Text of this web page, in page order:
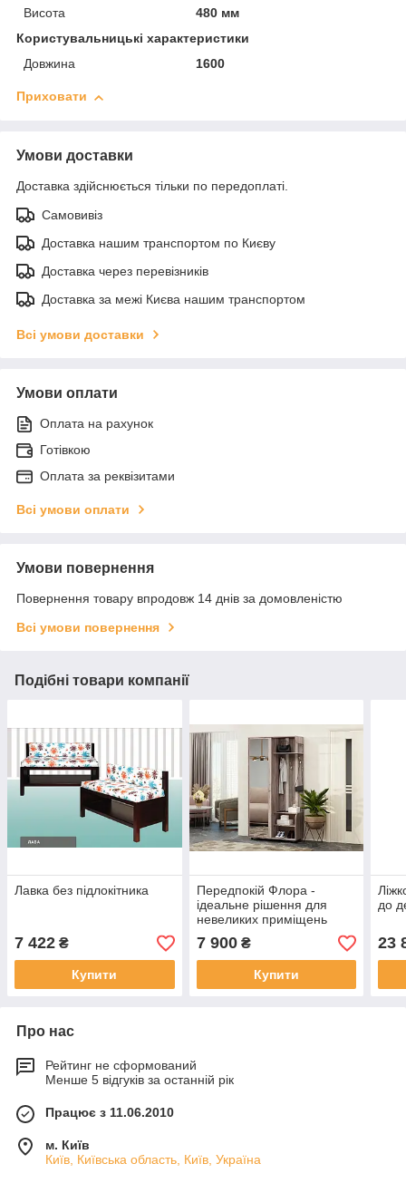
Висота
480 мм
Користувальницькі характеристики
Довжина
1600
Приховати
Умови доставки
Доставка здійснюється тільки по передоплаті.
Самовивіз
Доставка нашим транспортом по Києву
Доставка через перевізників
Доставка за межі Києва нашим транспортом
Всі умови доставки
Умови оплати
Оплата на рахунок
Готівкою
Оплата за реквізитами
Всі умови оплати
Умови повернення
Повернення товару впродовж 14 днів за домовленістю
Всі умови повернення
Подібні товари компанії
Лавка без підлокітника
7 422 ₴
Купити
Передпокій Флора -
ідеальне рішення для
невеликих приміщень
7 900₴
Купити
до
23
Про нас
Рейтинг не сформований
Менше 5 відгуків за останній рік
Працює з 11.06.2010
м. Київ
Київ, Київська область, Київ, Україна